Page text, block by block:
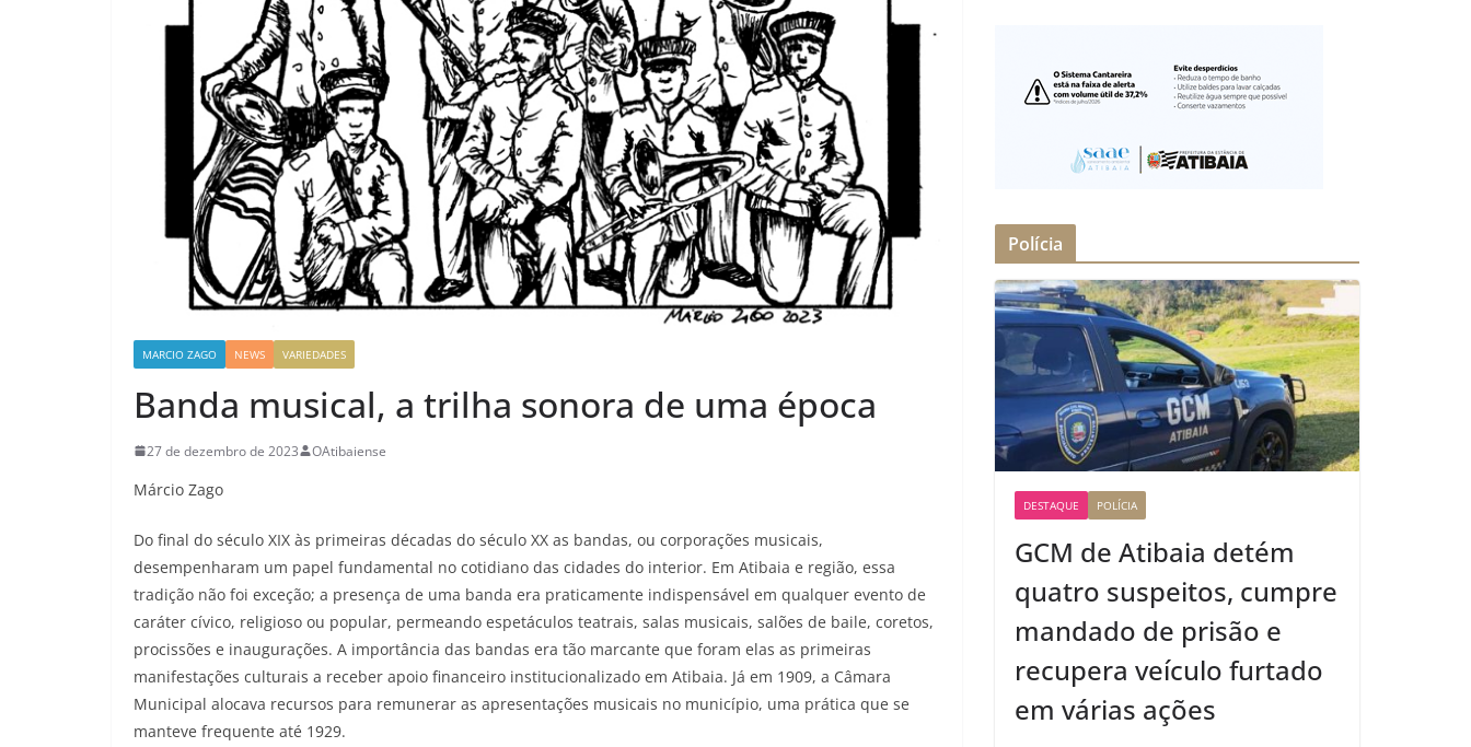
MARCIO ZAGO NEWS VARIEDADES
Banda musical, a trilha sonora de uma época
27 de dezembro de 2023 OAtibaiense
Márcio Zago
Do final do século XIX às primeiras décadas do século XX as bandas, ou corporações musicais,
desempenharam um papel fundamental no cotidiano das cidades do interior. Em Atibaia e região, essa
tradição não foi exceção; a presença de uma banda era praticamente indispensável em qualquer evento de
caráter cívico, religioso ou popular, permeando espetáculos teatrais, salas musicais, salões de baile, coretos,
procissões e inaugurações. A importância das bandas era tão marcante que foram elas as primeiras
manifestações culturais a receber apoio financeiro institucionalizado em Atibaia. Já em 1909, a Câmara
Municipal alocava recursos para remunerar as apresentações musicais no município, uma prática que se
manteve frequente até 1929.
Polícia
DESTAQUE POLÍCIA
GCM de Atibaia detém
quatro suspeitos, cumpre
mandado de prisão e
recupera veículo furtado
em várias ações